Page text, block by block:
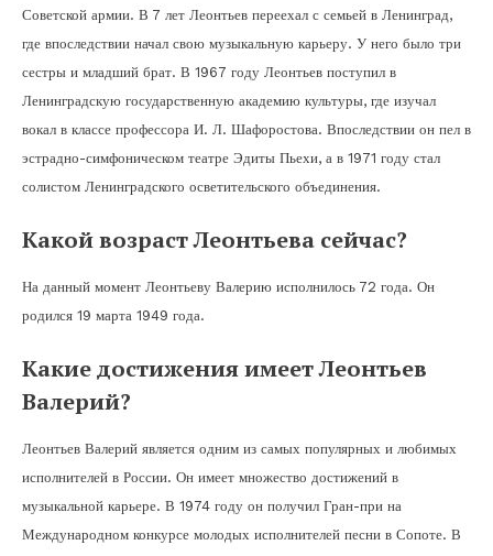
Советской армии. В 7 лет Леонтьев переехал с семьей в Ленинград,
где впоследствии начал свою музыкальную карьеру. У него было три
сестры и младший брат. В 1967 году Леонтьев поступил в
Ленинградскую государственную академию культуры, где изучал
вокал в классе профессора И. Л. Шафоростова. Впоследствии он пел в
эстрадно-симфоническом театре Эдиты Пьехи, а в 1971 году стал
солистом Ленинградского осветительского объединения.
Какой возраст Леонтьева сейчас?
На данный момент Леонтьеву Валерию исполнилось 72 года. Он
родился 19 марта 1949 года.
Какие достижения имеет Леонтьев
Валерий?
Леонтьев Валерий является одним из самых популярных и любимых
исполнителей в России. Он имеет множество достижений в
музыкальной карьере. В 1974 году он получил Гран-при на
Международном конкурсе молодых исполнителей песни в Сопоте. В